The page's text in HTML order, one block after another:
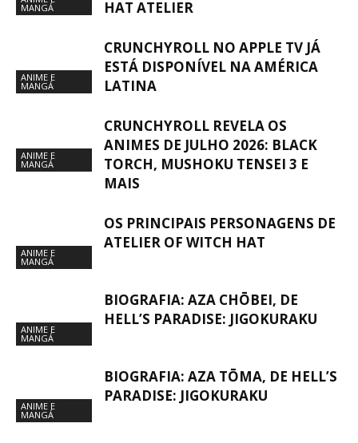
MANGÁ
HAT ATELIER
ANIME E
MANGÁ
CRUNCHYROLL NO APPLE TV JÁ
ESTÁ DISPONÍVEL NA AMÉRICA
LATINA
ANIME E
MANGÁ
CRUNCHYROLL REVELA OS
ANIMES DE JULHO 2026: BLACK
TORCH, MUSHOKU TENSEI 3 E
MAIS
ANIME E
MANGÁ
OS PRINCIPAIS PERSONAGENS DE
ATELIER OF WITCH HAT
ANIME E
MANGÁ
BIOGRAFIA: AZA CHŌBEI, DE
HELL’S PARADISE: JIGOKURAKU
ANIME E
MANGÁ
BIOGRAFIA: AZA TŌMA, DE HELL’S
PARADISE: JIGOKURAKU